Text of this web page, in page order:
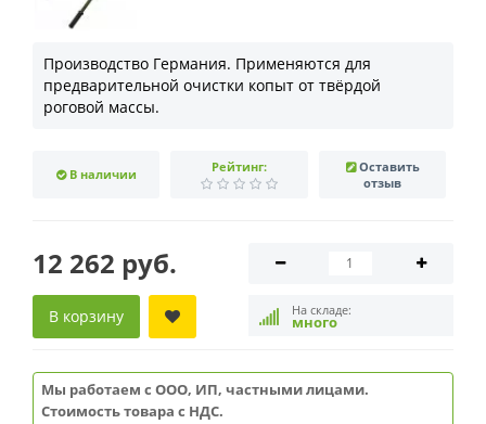
Производство Германия. Применяются для
предварительной очистки копыт от твёрдой
роговой массы.
В наличии Рейтинг:
Оставить
отзыв
12 262 руб.
На складе:
много
В корзину
Мы работаем с ООО, ИП, частными лицами.
Стоимость товара с НДС.